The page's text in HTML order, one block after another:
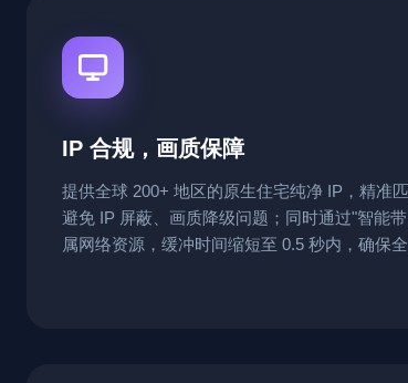
IP 合规，画质保障
提供全球 200+ 地区的原生住宅纯净 IP，精准
避免 IP 屏蔽、画质降级问题；同时通过"智能
属网络资源，缓冲时间缩短至 0.5 秒内，确保